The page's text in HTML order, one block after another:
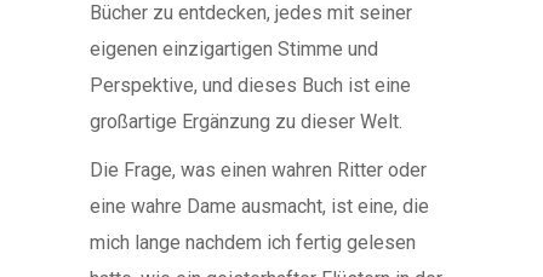
Bücher zu entdecken, jedes mit seiner
eigenen einzigartigen Stimme und
Perspektive, und dieses Buch ist eine
großartige Ergänzung zu dieser Welt.
Die Frage, was einen wahren Ritter oder
eine wahre Dame ausmacht, ist eine, die
mich lange nachdem ich fertig gelesen